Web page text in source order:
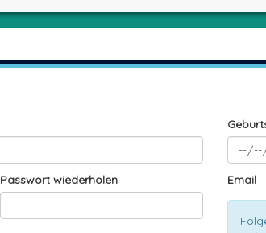
Passwort wiederholen Email